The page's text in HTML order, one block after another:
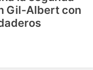
Gil-Albert con